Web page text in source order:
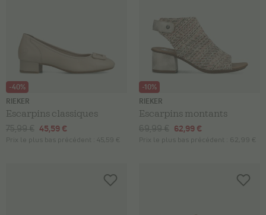
-40%
RIEKER
Escarpins classiques
75,99 € 45,59 €
Prix le plus bas précédent : 45,59 €
-10%
RIEKER
Escarpins montants
69,99 € 62,99 €
Prix le plus bas précédent : 62,99 €